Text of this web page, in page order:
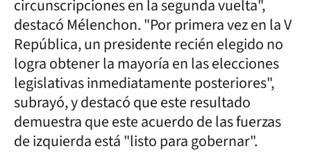
circunscripciones en la segunda vuelta",
destacó Mélenchon. "Por primera vez en la V
República, un presidente recién elegido no
logra obtener la mayoría en las elecciones
legislativas inmediatamente posteriores",
subrayó, y destacó que este resultado
demuestra que este acuerdo de las fuerzas
de izquierda está "listo para gobernar".